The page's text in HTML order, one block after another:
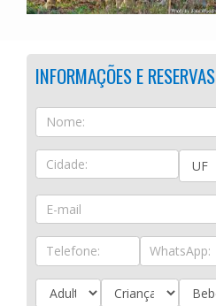
INFORMAÇÕES E RESERVAS